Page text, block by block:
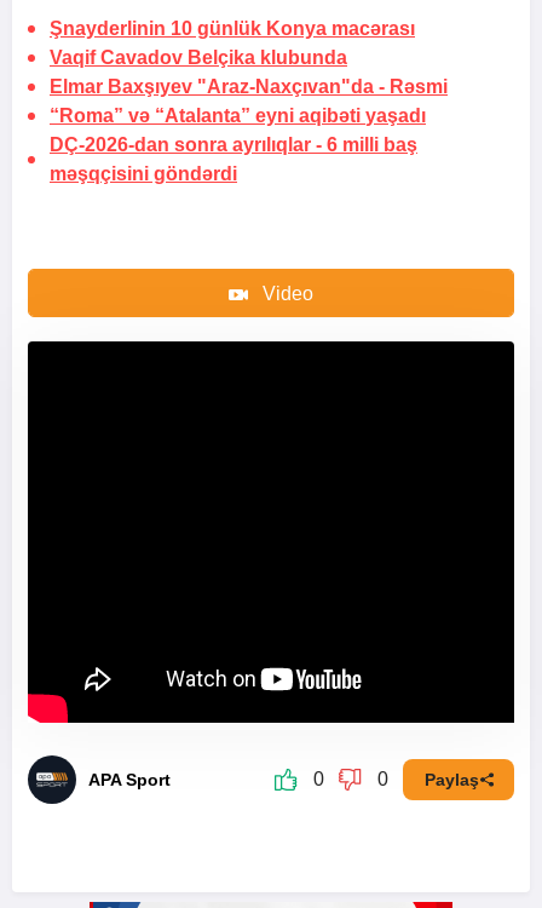
Şnayderlinin 10 günlük Konya macərası
Vaqif Cavadov Belçika klubunda
Elmar Baxşıyev "Araz-Naxçıvan"da - Rəsmi
“Roma” və “Atalanta” eyni aqibəti yaşadı
DÇ-2026-dan sonra ayrılıqlar - 6 milli baş
məşqçisini göndərdi
Video
APA Sport 0 0 Paylaş